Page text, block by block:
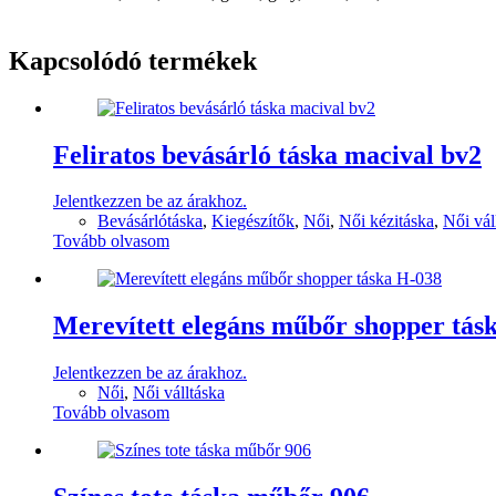
Kapcsolódó termékek
Feliratos bevásárló táska macival bv2
Jelentkezzen be az árakhoz.
Bevásárlótáska, Kiegészítők, Női, Női kézitáska, Női
Tovább olvasom
Merevített elegáns műbőr shopper
Jelentkezzen be az árakhoz.
Női, Női válltáska
Tovább olvasom